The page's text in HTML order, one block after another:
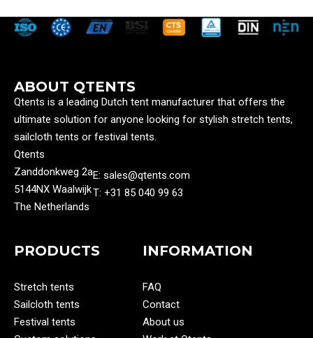
ABOUT QTENTS
Qtents is a leading Dutch tent manufacturer that offers the
ultimate solution for anyone looking for stylish stretch tents,
sailcloth tents or festival tents.
Qtents
Zanddonkweg 2a
5144NX Waalwijk
The Netherlands
E: sales@qtents.com
T: ‭+31 85 040 99 63‬
PRODUCTS
Stretch tents
Sailcloth tents
Festival tents
INFORMATION
FAQ
Contact
About us